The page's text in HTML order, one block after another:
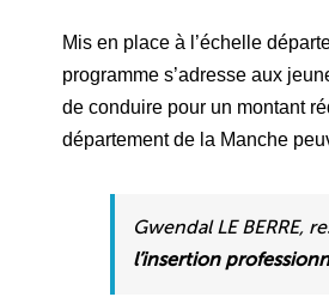
Mis en place à l’échelle
programme s’adresse aux
de conduire pour un montant
département de la Manche
Gwendal LE BERRE,
l’insertion